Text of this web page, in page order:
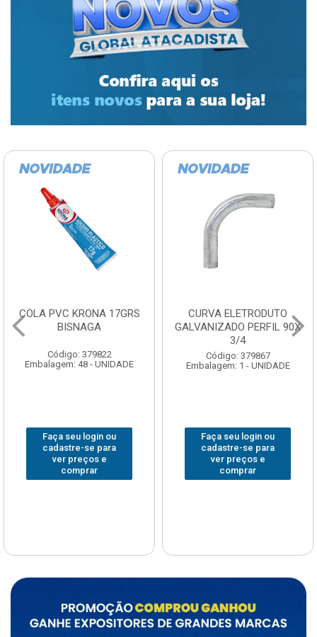
COLA PVC KRONA 17GRS
BISNAGA
Código: 379822
Embalagem: 48 - UNIDADE
Faça seu login ou
cadastre-se para
ver preços e
comprar
CURVA ELETRODUTO
GALVANIZADO PERFIL 90X
3/4
Código: 379867
Embalagem: 1 - UNIDADE
Faça seu login ou
cadastre-se para
ver preços e
comprar